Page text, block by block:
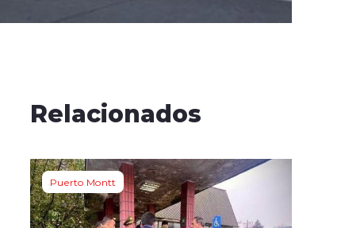
Relacionados
Puerto Montt